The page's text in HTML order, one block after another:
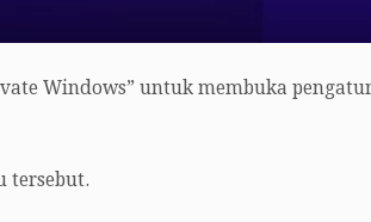
Windows” untuk membuka
tersebut.